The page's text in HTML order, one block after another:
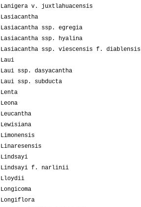
Lanigera v. juxtlahuacensis
Lasiacantha
Lasiacantha ssp. egregia
Lasiacantha ssp. hyalina
Lasiacantha ssp. viescensis f. diablensis
Laui
Laui ssp. dasyacantha
Laui ssp. subducta
Lenta
Leona
Leucantha
Lewisiana
Limonensis
Linaresensis
Lindsayi
Lindsayi f. narlinii
Lloydii
Longicoma
Longiflora